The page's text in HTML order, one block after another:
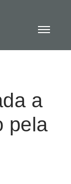
a
pela